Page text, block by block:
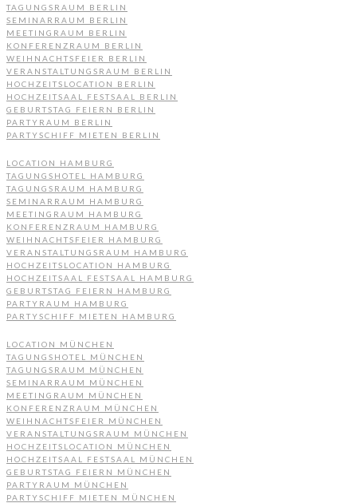
TAGUNGSRAUM BERLIN
SEMINARRAUM BERLIN
MEETINGRAUM BERLIN
KONFERENZRAUM BERLIN
WEIHNACHTSFEIER BERLIN
VERANSTALTUNGSRAUM BERLIN
HOCHZEITSLOCATION BERLIN
HOCHZEITSAAL FESTSAAL BERLIN
GEBURTSTAG FEIERN BERLIN
PARTYRAUM BERLIN
PARTYSCHIFF MIETEN BERLIN
LOCATION HAMBURG
TAGUNGSHOTEL HAMBURG
TAGUNGSRAUM HAMBURG
SEMINARRAUM HAMBURG
MEETINGRAUM HAMBURG
KONFERENZRAUM HAMBURG
WEIHNACHTSFEIER HAMBURG
VERANSTALTUNGSRAUM HAMBURG
HOCHZEITSLOCATION HAMBURG
HOCHZEITSAAL FESTSAAL HAMBURG
GEBURTSTAG FEIERN HAMBURG
PARTYRAUM HAMBURG
PARTYSCHIFF MIETEN HAMBURG
LOCATION MÜNCHEN
TAGUNGSHOTEL MÜNCHEN
TAGUNGSRAUM MÜNCHEN
SEMINARRAUM MÜNCHEN
MEETINGRAUM MÜNCHEN
KONFERENZRAUM MÜNCHEN
WEIHNACHTSFEIER MÜNCHEN
VERANSTALTUNGSRAUM MÜNCHEN
HOCHZEITSLOCATION MÜNCHEN
HOCHZEITSAAL FESTSAAL MÜNCHEN
GEBURTSTAG FEIERN MÜNCHEN
PARTYRAUM MÜNCHEN
PARTYSCHIFF MIETEN MÜNCHEN